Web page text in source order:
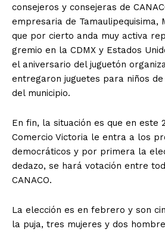
consejeros y consejeras de
empresaria de Tamaulipequisima,
que por cierto anda muy activa
gremio en la CDMX y Estados
el aniversario del juguetón
entregaron juguetes para niños
del municipio.
En fin, la situación es que en este
Comercio Victoria le entra a los
democráticos y por primera la
dedazo, se hará votación entre
CANACO.
La elección es en febrero y son
la puja, tres mujeres y dos